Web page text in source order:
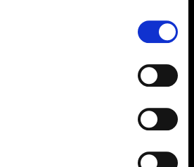
directly in your email. You